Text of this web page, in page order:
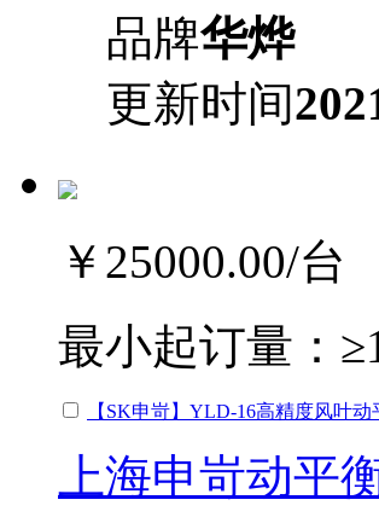
品牌华烨
更新时间
￥25000.00/台
最小起订量：
【SK申岢】YLD-16高精度风叶动
上海申岢动平